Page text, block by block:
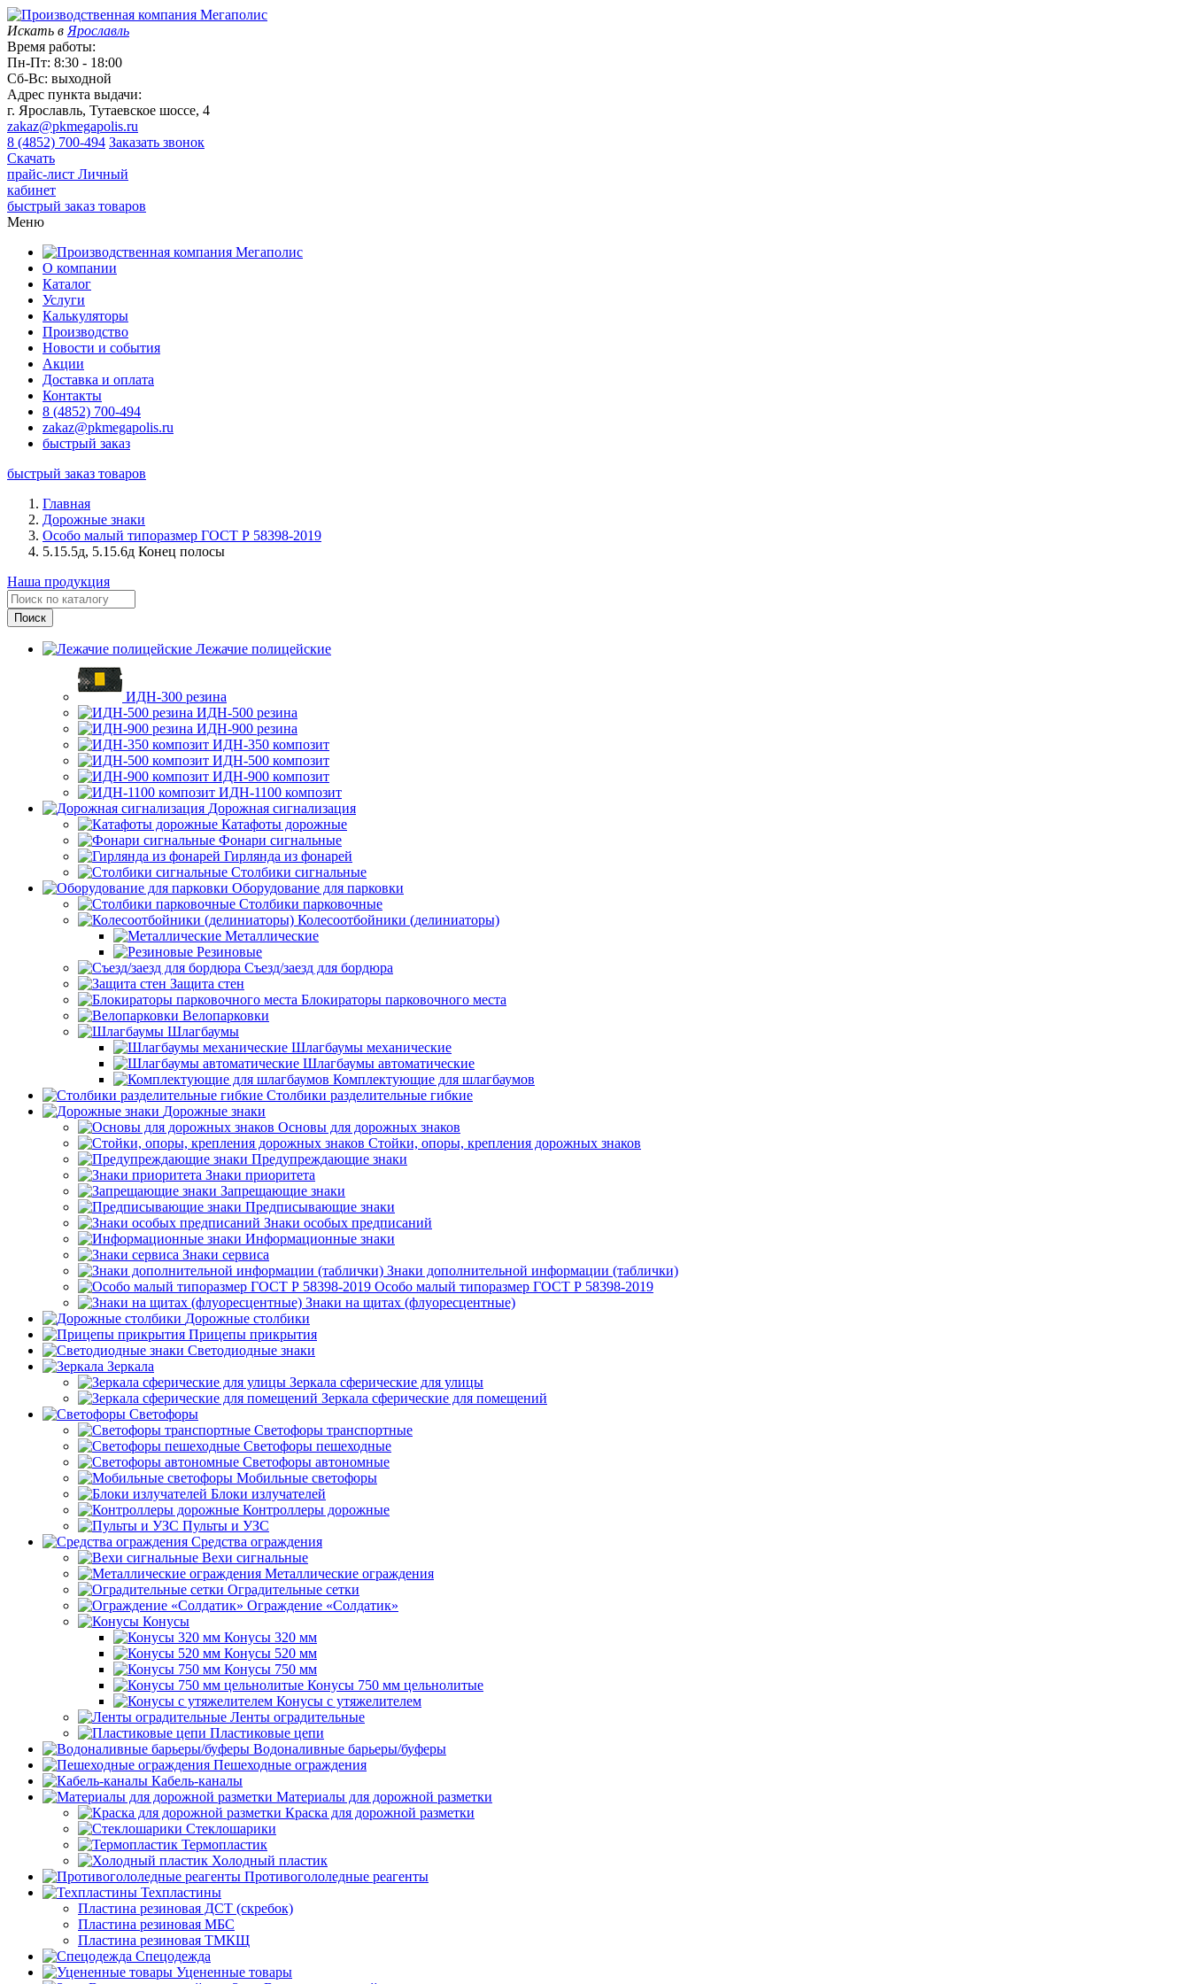
Искать в Ярославль
Время работы:
Пн-Пт: 8:30 - 18:00
Сб-Вс: выходной
Адрес пункта выдачи:
г. Ярославль, Тутаевское шоссе, 4
zakaz@pkmegapolis.ru
8 (4852) 700-494 Заказать звонок
Скачать
прайс-лист Личный
кабинет
быстрый заказ товаров
Меню
О компании
Каталог
Услуги
Калькуляторы
Производство
Новости и события
Акции
Доставка и оплата
Контакты
8 (4852) 700-494
zakaz@pkmegapolis.ru
быстрый заказ
быстрый заказ товаров
Главная
Дорожные знаки
Особо малый типоразмер ГОСТ Р 58398-2019
5.15.5д, 5.15.6д Конец полосы
Наша продукция
Лежачие полицейские
ИДН-300 резина
ИДН-500 резина
ИДН-900 резина
ИДН-350 композит
ИДН-500 композит
ИДН-900 композит
ИДН-1100 композит
Дорожная сигнализация
Катафоты дорожные
Фонари сигнальные
Гирлянда из фонарей
Столбики сигнальные
Оборудование для парковки
Столбики парковочные
Колесоотбойники (делиниаторы)
Металлические
Резиновые
Съезд/заезд для бордюра
Защита стен
Блокираторы парковочного места
Велопарковки
Шлагбаумы
Шлагбаумы механические
Шлагбаумы автоматические
Комплектующие для шлагбаумов
Столбики разделительные гибкие
Дорожные знаки
Основы для дорожных знаков
Стойки, опоры, крепления дорожных знаков
Предупреждающие знаки
Знаки приоритета
Запрещающие знаки
Предписывающие знаки
Знаки особых предписаний
Информационные знаки
Знаки сервиса
Знаки дополнительной информации (таблички)
Особо малый типоразмер ГОСТ Р 58398-2019
Знаки на щитах (флуоресцентные)
Дорожные столбики
Прицепы прикрытия
Светодиодные знаки
Зеркала
Зеркала сферические для улицы
Зеркала сферические для помещений
Светофоры
Светофоры транспортные
Светофоры пешеходные
Светофоры автономные
Мобильные светофоры
Блоки излучателей
Контроллеры дорожные
Пульты и УЗС
Средства ограждения
Вехи сигнальные
Металлические ограждения
Оградительные сетки
Ограждение «Солдатик»
Конусы
Конусы 320 мм
Конусы 520 мм
Конусы 750 мм
Конусы 750 мм цельнолитые
Конусы с утяжелителем
Ленты оградительные
Пластиковые цепи
Водоналивные барьеры/буферы
Пешеходные ограждения
Кабель-каналы
Материалы для дорожной разметки
Краска для дорожной разметки
Стеклошарики
Термопластик
Холодный пластик
Противогололедные реагенты
Техпластины
Пластина резиновая ДСТ (скребок)
Пластина резиновая МБС
Пластина резиновая ТМКЩ
Спецодежда
Уцененные товары